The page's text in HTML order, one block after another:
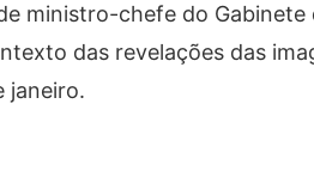
ministro-chefe do Gabinete
das revelações das
janeiro.